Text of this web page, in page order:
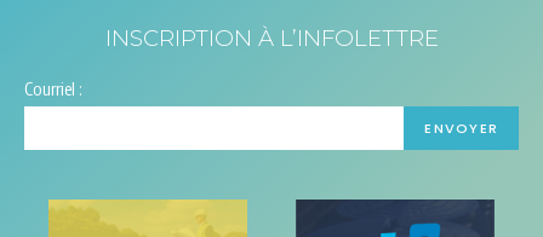
INSCRIPTION À L’INFOLETTRE
Courriel :